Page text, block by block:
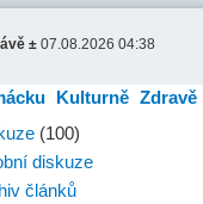
± 07.08.2026 04:38
Kulturně Zdravě
(100)
diskuze
článků